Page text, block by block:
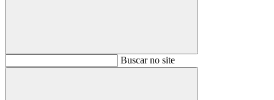
BuscarBuscar no site